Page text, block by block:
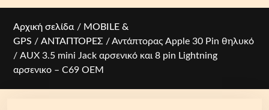
Αρχική σελίδα / MOBILE &
GPS / ΑΝΤΑΠΤΟΡΕΣ / Αντάπτορας Apple 30 Pin θηλυκό
/ AUX 3.5 mini Jack αρσενικό και 8 pin Lightning
αρσενικο – C69 OEM